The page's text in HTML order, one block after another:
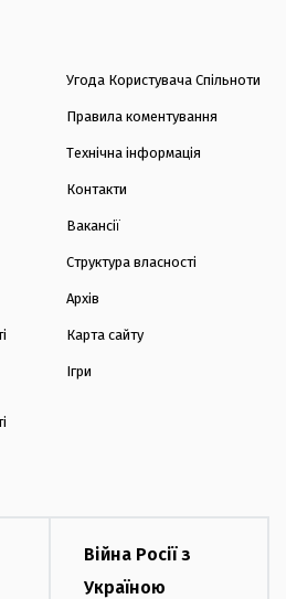
Угода Користувача Спільноти
Правила коментування
Технічна інформація
Контакти
Вакансії
Структура власності
Архів
Карта сайту
Ігри
Війна Росії з
Україною